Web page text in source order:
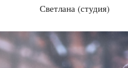
Светлана (студия)